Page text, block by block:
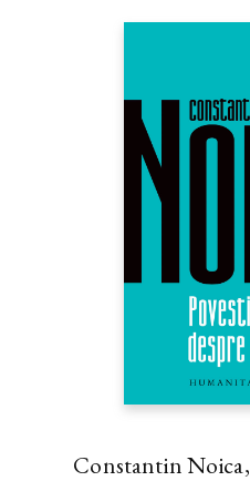
Constantin Noica,